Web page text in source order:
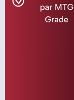
par MTG
Grade